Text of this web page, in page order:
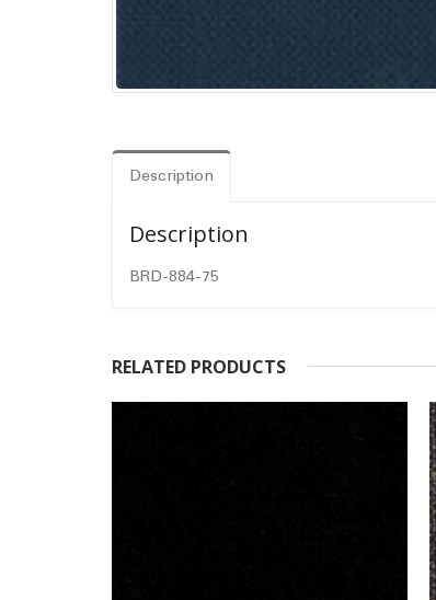
Description
Description
BRD-884-75
RELATED PRODUCTS